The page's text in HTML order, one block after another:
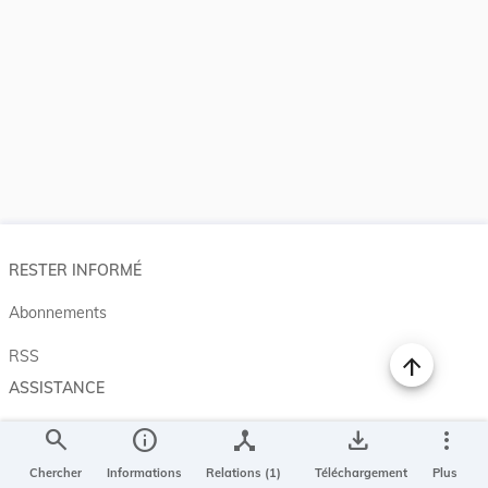
search
Chercher
info
Informations
device_hub
Relations (1)
save_alt
Téléchargement
more_vert
Plus
RESTER INFORMÉ
Abonnements
RSS
ASSISTANCE
Aide et à propos
Projet Casemates